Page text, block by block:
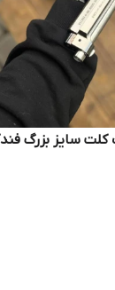
سایز بزرگ